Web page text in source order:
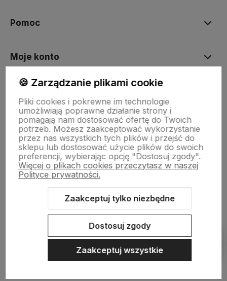
Pomoc
Moje konto
Płatności i dostawa
Informacje
O nas
Sklep internetowy Shoper.pl Szablon Shoper Modern 3.0™
🍪 Zarządzanie plikami cookie
Pliki cookies i pokrewne im technologie
umożliwiają poprawne działanie strony i
pomagają nam dostosować ofertę do Twoich
potrzeb. Możesz zaakceptować wykorzystanie
przez nas wszystkich tych plików i przejść do
sklepu lub dostosować użycie plików do swoich
preferencji, wybierając opcję "Dostosuj zgody".
Więcej o plikach cookies przeczytasz w naszej
Polityce prywatności.
Zaakceptuj tylko niezbędne
Dostosuj zgody
Zaakceptuj wszystkie